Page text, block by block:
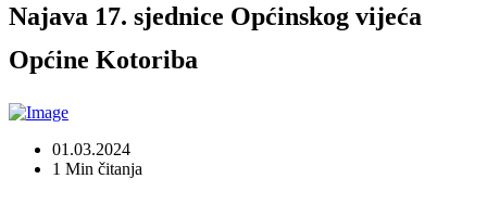
Najava 17. sjednice Općinskog vijeća
Općine Kotoriba
01.03.2024
1 Min čitanja